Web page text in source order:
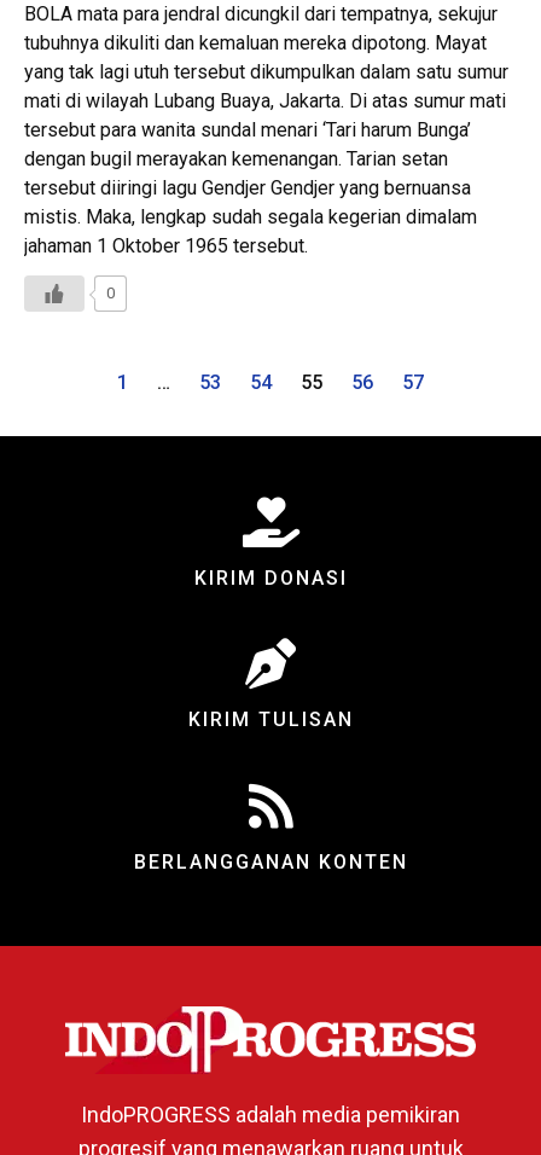
BOLA mata para jendral dicungkil dari tempatnya, sekujur
tubuhnya dikuliti dan kemaluan mereka dipotong. Mayat
yang tak lagi utuh tersebut dikumpulkan dalam satu sumur
mati di wilayah Lubang Buaya, Jakarta. Di atas sumur mati
tersebut para wanita sundal menari ‘Tari harum Bunga’
dengan bugil merayakan kemenangan. Tarian setan
tersebut diiringi lagu Gendjer Gendjer yang bernuansa
mistis. Maka, lengkap sudah segala kegerian dimalam
jahaman 1 Oktober 1965 tersebut.
0
1 … 53 54 55 56 57
KIRIM DONASI
KIRIM TULISAN
BERLANGGANAN KONTEN
IndoPROGRESS adalah media pemikiran
progresif yang menawarkan ruang untuk